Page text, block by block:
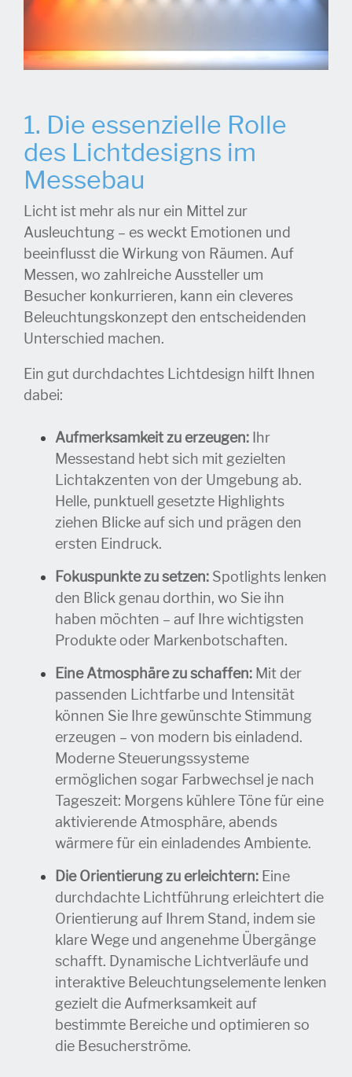
1. Die essenzielle Rolle
des Lichtdesigns im
Messebau
Licht ist mehr als nur ein Mittel zur
Ausleuchtung – es weckt Emotionen und
beeinflusst die Wirkung von Räumen. Auf
Messen, wo zahlreiche Aussteller um
Besucher konkurrieren, kann ein cleveres
Beleuchtungskonzept den entscheidenden
Unterschied machen.
Ein gut durchdachtes Lichtdesign hilft Ihnen
dabei:
Aufmerksamkeit zu erzeugen: Ihr
Messestand hebt sich mit gezielten
Lichtakzenten von der Umgebung ab.
Helle, punktuell gesetzte Highlights
ziehen Blicke auf sich und prägen den
ersten Eindruck.
Fokuspunkte zu setzen: Spotlights lenken
den Blick genau dorthin, wo Sie ihn
haben möchten – auf Ihre wichtigsten
Produkte oder Markenbotschaften.
Eine Atmosphäre zu schaffen: Mit der
passenden Lichtfarbe und Intensität
können Sie Ihre gewünschte Stimmung
erzeugen – von modern bis einladend.
Moderne Steuerungssysteme
ermöglichen sogar Farbwechsel je nach
Tageszeit: Morgens kühlere Töne für eine
aktivierende Atmosphäre, abends
wärmere für ein einladendes Ambiente.
Die Orientierung zu erleichtern: Eine
durchdachte Lichtführung erleichtert die
Orientierung auf Ihrem Stand, indem sie
klare Wege und angenehme Übergänge
schafft. Dynamische Lichtverläufe und
interaktive Beleuchtungselemente lenken
gezielt die Aufmerksamkeit auf
bestimmte Bereiche und optimieren so
die Besucherströme.